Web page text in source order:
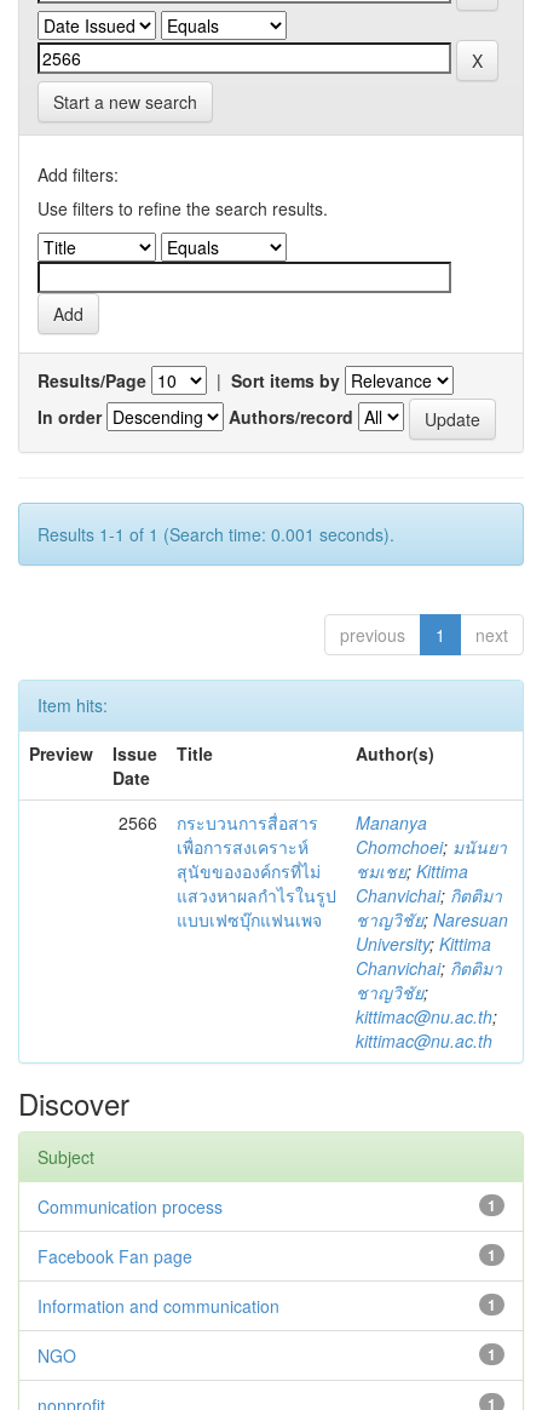
Start a new search
Add filters:
Use filters to refine the search results.
Results/Page | Sort items by
In order
Authors/record
Results 1-1 of 1 (Search time: 0.001 seconds).
previous 1 next
Item hits:
Preview
Issue
Date
Title Author(s)
2566
กระบวนการสื่อสาร
เพื่อการสงเคราะห์
สุนัขขององค์กรที่ไม่
แสวงหาผลกำไรในรูป
แบบเฟซบุ๊กแฟนเพจ
Mananya
Chomchoei; มนันยา
ชมเชย; Kittima
Chanvichai; กิตติมา
ชาญวิชัย; Naresuan
University; Kittima
Chanvichai; กิตติมา
ชาญวิชัย;
kittimac@nu.ac.th;
kittimac@nu.ac.th
Discover
Subject
1
Communication process
1
Facebook Fan page
1
Information and communication
1
NGO
1
nonprofit